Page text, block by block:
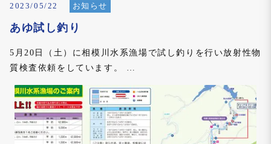
2023/05/22 お知らせ
あゆ試し釣り
5月20日（土）に相模川水系漁場で試し釣りを行い放射性物
質検査依頼をしています。 …